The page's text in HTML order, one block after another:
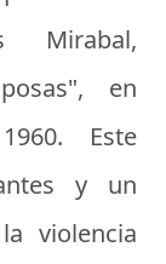
Mirabal,
en
Este
y un
violencia